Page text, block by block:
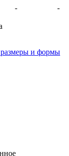
- -
и формы